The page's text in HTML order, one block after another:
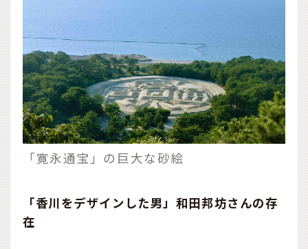
「寛永通宝」の巨大な砂絵
「香川をデザインした男」和田邦坊さんの存
在